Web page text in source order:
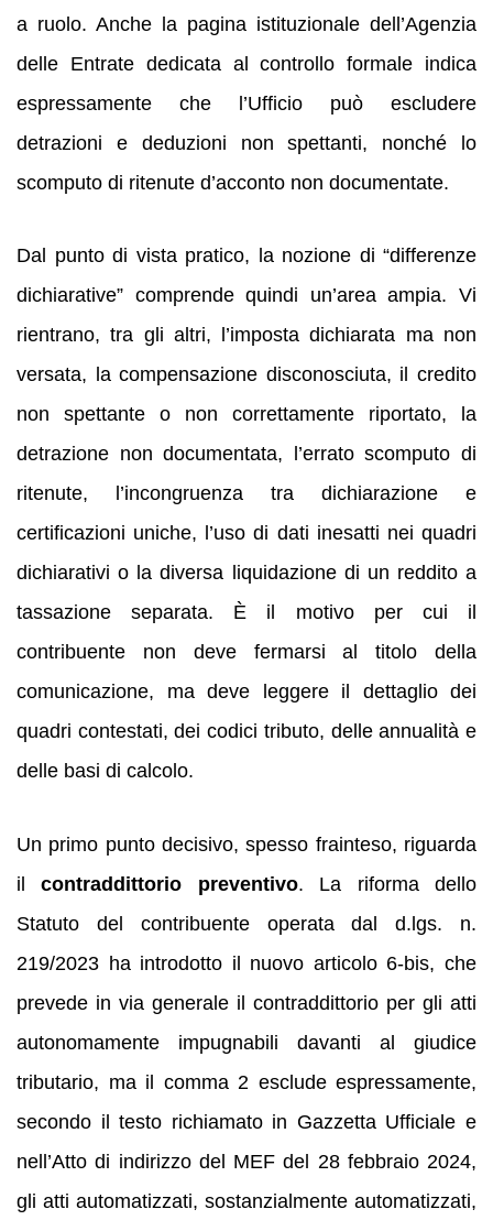
a ruolo. Anche la pagina istituzionale dell’Agenzia
delle Entrate dedicata al controllo formale indica
espressamente che l’Ufficio può escludere
detrazioni e deduzioni non spettanti, nonché lo
scomputo di ritenute d’acconto non documentate.
Dal punto di vista pratico, la nozione di “differenze
dichiarative” comprende quindi un’area ampia. Vi
rientrano, tra gli altri, l’imposta dichiarata ma non
versata, la compensazione disconosciuta, il credito
non spettante o non correttamente riportato, la
detrazione non documentata, l’errato scomputo di
ritenute, l’incongruenza tra dichiarazione e
certificazioni uniche, l’uso di dati inesatti nei quadri
dichiarativi o la diversa liquidazione di un reddito a
tassazione separata. È il motivo per cui il
contribuente non deve fermarsi al titolo della
comunicazione, ma deve leggere il dettaglio dei
quadri contestati, dei codici tributo, delle annualità e
delle basi di calcolo.
Un primo punto decisivo, spesso frainteso, riguarda
ilcontraddittorio preventivo. La riforma dello
Statuto del contribuente operata dal d.lgs. n.
219/2023 ha introdotto il nuovo articolo 6-bis, che
prevede in via generale il contraddittorio per gli atti
autonomamente impugnabili davanti al giudice
tributario, ma il comma 2 esclude espressamente,
secondo il testo richiamato in Gazzetta Ufficiale e
nell’Atto di indirizzo del MEF del 28 febbraio 2024,
gli atti automatizzati, sostanzialmente automatizzati,